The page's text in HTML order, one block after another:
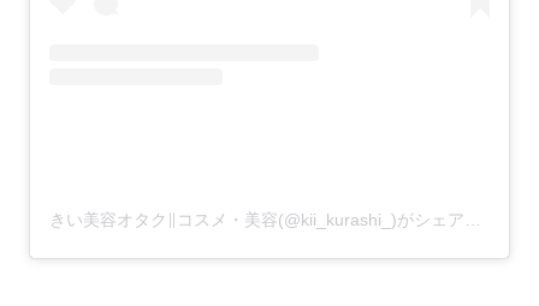
きい美容オタク∥コスメ・美容(@kii_kurashi_)がシェアした投稿